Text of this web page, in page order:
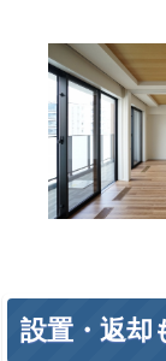
設置・返却